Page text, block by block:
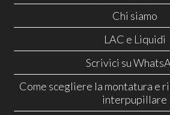
Chi siamo
LAC e Liquidi
Scrivici su
Come scegliere la montatura e
interpupillare